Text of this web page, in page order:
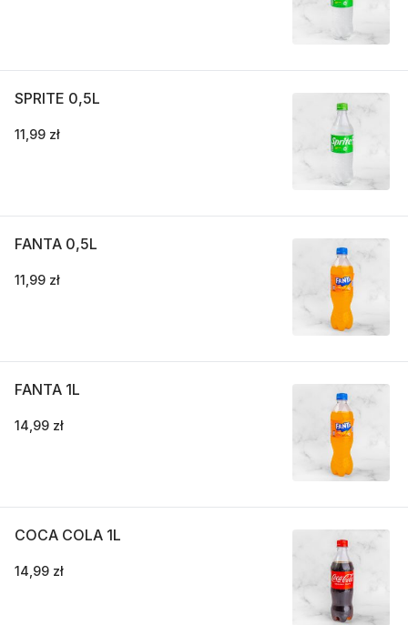
SPRITE 0,5L
11,99 zł
FANTA 0,5L
11,99 zł
FANTA 1L
14,99 zł
COCA COLA 1L
14,99 zł